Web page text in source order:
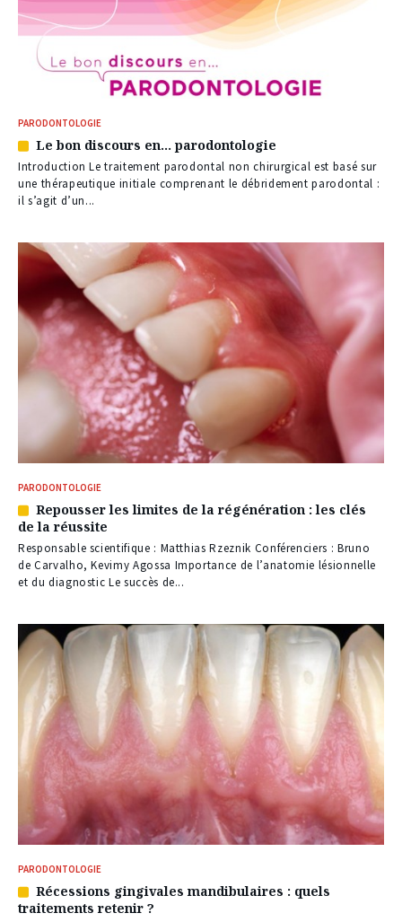
PARODONTOLOGIE
Article
réservé
à
nos
Le bon discours en… parodontologie
Introduction Le traitement parodontal non chirurgical est basé sur
une thérapeutique initiale comprenant le débridement parodontal :
il s’agit d’un...
PARODONTOLOGIE
Article
réservé
à
nos
abonnés
Repousser les limites de la régénération : les clés
de la réussite
Responsable scientifique : Matthias Rzeznik Conférenciers : Bruno
de Carvalho, Kevimy Agossa Importance de l’anatomie lésionnelle
et du diagnostic Le succès de...
PARODONTOLOGIE
Article
réservé
Récessions gingivales mandibulaires : quels
traitements retenir ?